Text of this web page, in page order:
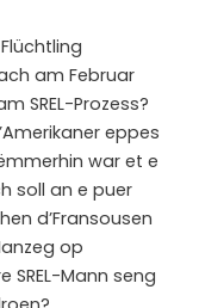
am Februar
SREL-Prozess?
eppes
war et e
soll an e puer
d’Fransousen
op
Mann seng